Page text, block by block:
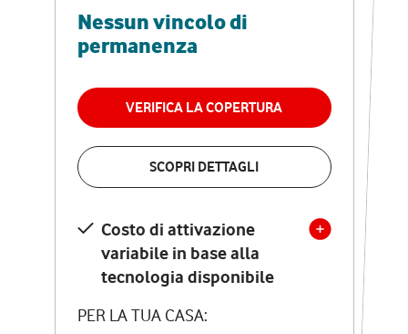
Nessun vincolo di
permanenza
VERIFICA LA COPERTURA
SCOPRI DETTAGLI
Costo di attivazione
variabile in base alla
tecnologia disponibile
PER LA TUA CASA:
RETE FISSA + VODAFONE CLUB
29,95€
permanenza
VERIFICA LA COPERTURA
Costo di attivazione
variabile in base alla
tecnologia disponibile
PER LA TUA CASA: